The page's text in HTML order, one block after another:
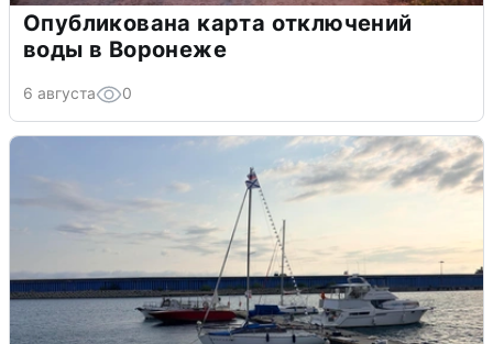
Опубликована карта отключений
воды в Воронеже
6 августа 0